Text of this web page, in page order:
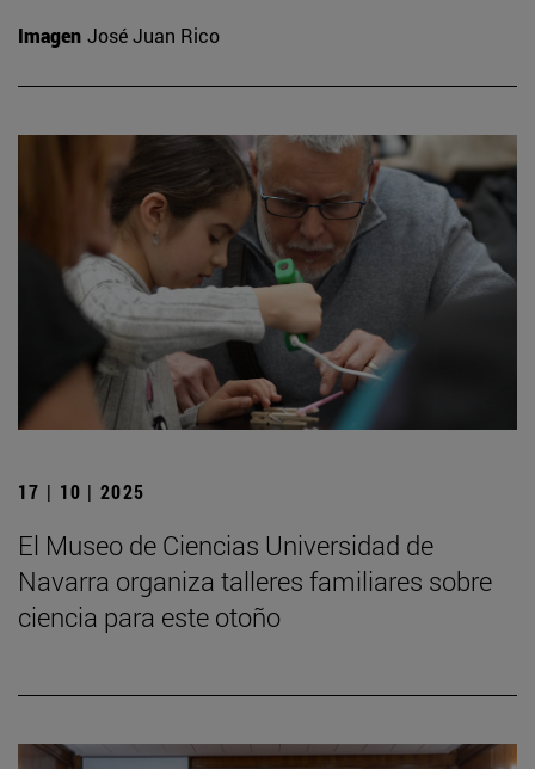
Imagen José Juan Rico
17 | 10 | 2025
El Museo de Ciencias Universidad de
Navarra organiza talleres familiares sobre
ciencia para este otoño